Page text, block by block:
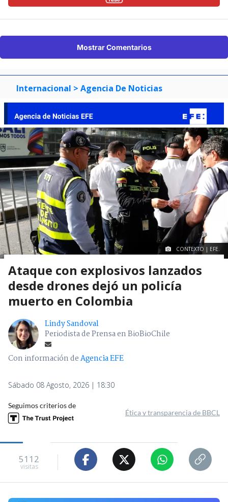
Mostrar Comentarios
Internacional > Agencia De Noticias
CONTEXTO | EFE.
Ataque con explosivos lanzados
desde drones dejó un policía
muerto en Colombia
Lindy Sandoval
Periodista de Prensa en BioBioChile
Con información deAgencia EFE
Sábado 08 Agosto, 2026 | 18:30
Seguimos criterios de
Ética y transparencia de BBCL
5112
visitas